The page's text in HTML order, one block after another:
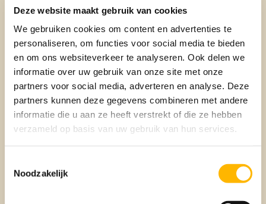
Deze website maakt gebruik van cookies
We gebruiken cookies om content en advertenties te
personaliseren, om functies voor social media te bieden
en om ons websiteverkeer te analyseren. Ook delen we
informatie over uw gebruik van onze site met onze
partners voor social media, adverteren en analyse. Deze
partners kunnen deze gegevens combineren met andere
informatie die u aan ze heeft verstrekt of die ze hebben
verzameld op basis van uw gebruik van hun services.
Noodzakelijk
de week zou een grotere afstand tot de werkplek een veel
groter bezwaar zijn. Huiseigenaren in de Randstad kunnen
hun huis vaak met grote overwaarden verkopen en dit weer
besteden buiten de Randstad. Met extra kapitaal achter de
hand kunnen ze de lokale concurrenten overbieden. Dit kan
voor nieuwbouw deels worden voorkomen met de
voorrangsregeling.
Het nieuwe kabinet wil 100.000
huizen per jaar laten bouwen
Het nieuwe kabinet heeft de plannen gepresenteerd voor de
toekomst. Om het probleem van het woningtekort in te